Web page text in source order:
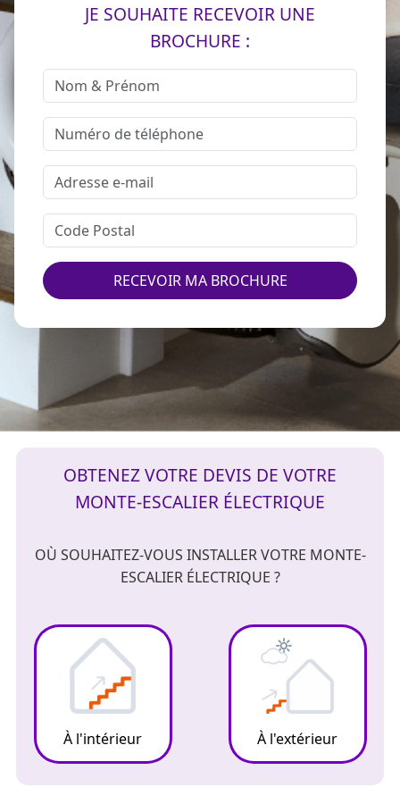
JE SOUHAITE RECEVOIR UNE
BROCHURE :
RECEVOIR MA BROCHURE
OBTENEZ VOTRE DEVIS DE VOTRE
MONTE-ESCALIER ÉLECTRIQUE
OÙ SOUHAITEZ-VOUS INSTALLER VOTRE MONTE-
ESCALIER ÉLECTRIQUE ?
À l'intérieur À l'extérieur